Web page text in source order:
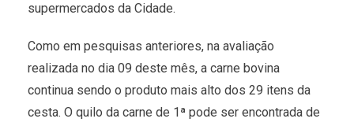
supermercados da Cidade.
Como em pesquisas anteriores, na avaliação
realizada no dia 09 deste mês, a carne bovina
continua sendo o produto mais alto dos 29 itens da
cesta. O quilo da carne de 1ª pode ser encontrada de